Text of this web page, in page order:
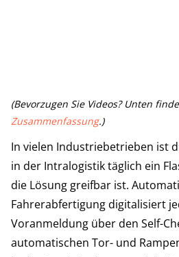
(Bevorzugen Sie Videos? Unten
Zusammenfassung.)
In vielen Industriebetrieben ist
in der Intralogistik täglich ein
die Lösung greifbar ist.
Fahrerabfertigung digitalisiert
Voranmeldung über den Self-
automatischen Tor- und